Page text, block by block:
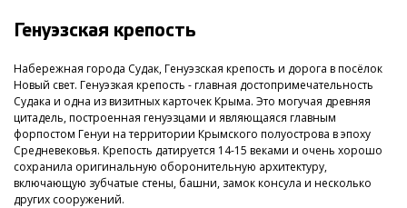
Генуэзская крепость
Набережная города Судак, Генуэзская крепость и дорога в посёлок
Новый свет. Генуэзкая крепость - главная достопримечательность
Судака и одна из визитных карточек Крыма. Это могучая древняя
цитадель, построенная генуэзцами и являющаяся главным
форпостом Генуи на территории Крымского полуострова в эпоху
Средневековья. Крепость датируется 14-15 веками и очень хорошо
сохранила оригинальную оборонительную архитектуру,
включающую зубчатые стены, башни, замок консула и несколько
других сооружений.